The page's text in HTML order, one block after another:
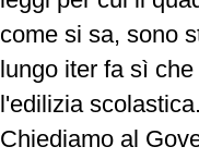
come si sa, sono
lungo iter fa sì
l'edilizia
Chiediamo al